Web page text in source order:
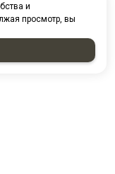
и
просмотр, вы